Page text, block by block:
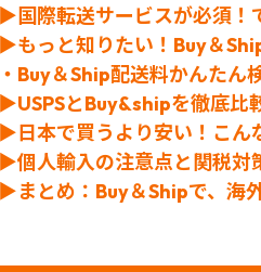
▶国際転送サービスが必須！
▶もっと知りたい！Buy＆
・Buy＆Ship配送料かんたん
▶USPSとBuy&shipを徹底比
▶日本で買うより安い！こん
▶個人輸入の注意点と関税対
▶まとめ：Buy＆Shipで、海